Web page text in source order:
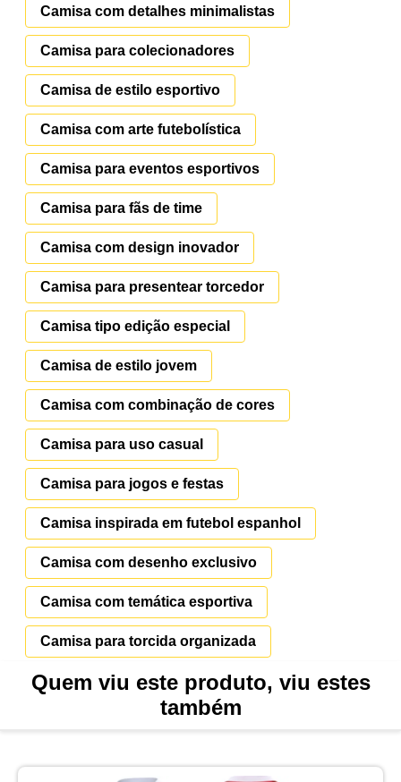
Camisa com detalhes minimalistas
Camisa para colecionadores
Camisa de estilo esportivo
Camisa com arte futebolística
Camisa para eventos esportivos
Camisa para fãs de time
Camisa com design inovador
Camisa para presentear torcedor
Camisa tipo edição especial
Camisa de estilo jovem
Camisa com combinação de cores
Camisa para uso casual
Camisa para jogos e festas
Camisa inspirada em futebol espanhol
Camisa com desenho exclusivo
Camisa com temática esportiva
Camisa para torcida organizada
Quem viu este produto, viu estes
também